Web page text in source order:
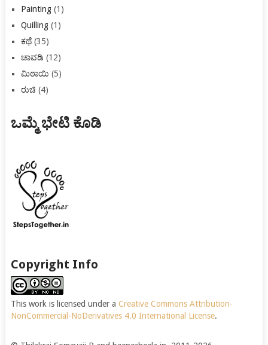
Painting(1)
Quilling(1)
ಕಥೆ(35)
ಚಾವಡಿ (12)
ಮಿಠಾಯಿ (5)
ರುಚಿ (4)
ಒಮ್ಮೆ ಭೇಟಿ ಕೊಡಿ
Copyright Info
This work is licensed under a Creative Commons Attribution-
NonCommercial-NoDerivatives 4.0 International License.